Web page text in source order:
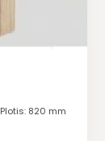
Plotis: 820 mm